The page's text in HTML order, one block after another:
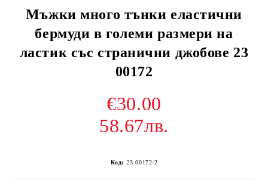
Мъжки много тънки еластични
бермуди в големи размери на
ластик със странични джобове 23
00172
€30.00
58.67лв.
Код: 23 00172-2